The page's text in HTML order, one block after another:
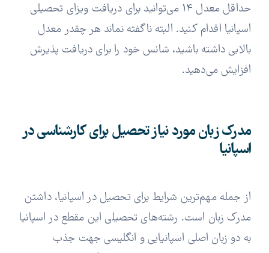
حداقل معدل 14 می‌توانید برای دریافت ویزای تحصیلی
اسپانیا اقدام کنید. البته ناگفته نماند هر چقدر معدل
بالایی داشته باشید، شانس خود را برای دریافت پذیرش
افزایش می‌دهید.
مدرک زبان مورد نیاز تحصیل برای کارشناسی در
اسپانیا
از جمله مهم‌ترین شرایط برای تحصیل در اسپانیا، داشتن
مدرک زبان است. رشته‌های تحصیلی این مقطع در اسپانیا
به دو زبان اصلی اسپانیایی و انگلیسی جهت جذب